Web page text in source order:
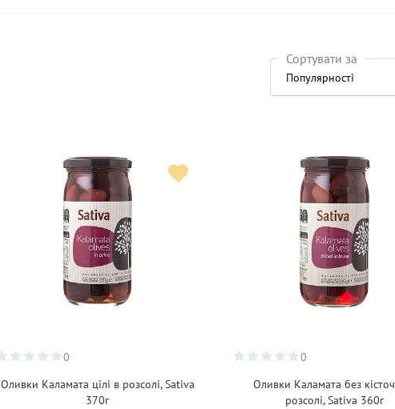
Сортувати за
Популярності
0
Оливки Каламата цілі в розсолі, Sativa
370г
0
Оливки Каламата без
розсолі, Sativa 360г